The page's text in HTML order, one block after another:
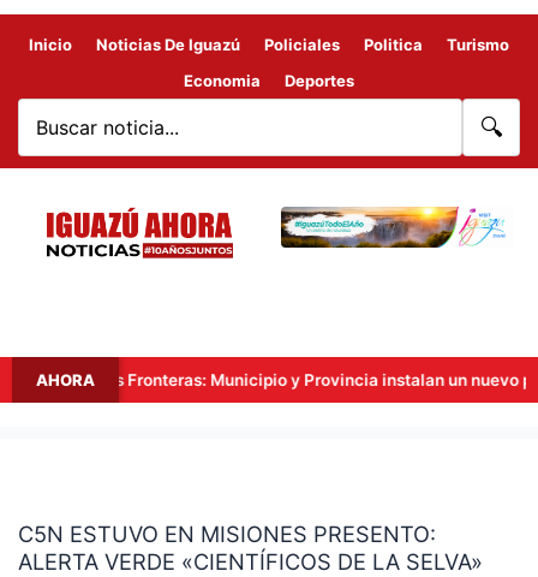
Inicio Noticias De Iguazú Policiales Politica
Turismo
Economia
Deportes
🔍
AHORA
Hito Tres Fronteras: Municipio y Provincia instalan un nuevo
C5N ESTUVO EN MISIONES PRESENTO:
ALERTA VERDE «CIENTÍFICOS DE LA SELVA»
EN
MISIONES